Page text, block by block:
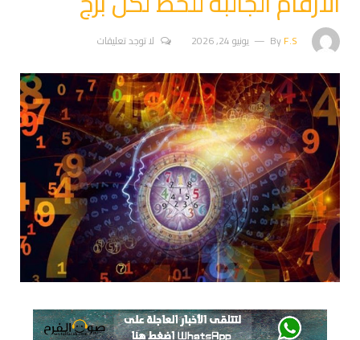
ByF.S يونيو 24, 2026 لا توجد تعليقات